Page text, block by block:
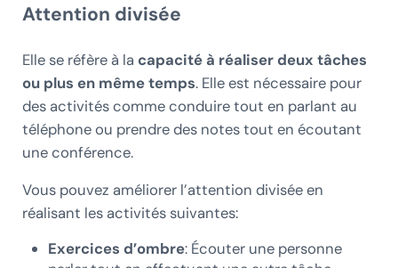
Attention divisée
Elle se réfère à la capacité à réaliser deux tâches
ou plus en même temps. Elle est nécessaire pour
des activités comme conduire tout en parlant au
téléphone ou prendre des notes tout en écoutant
une conférence.
Vous pouvez améliorer l’attention divisée en
réalisant les activités suivantes:
Exercices d’ombre: Écouter une personne